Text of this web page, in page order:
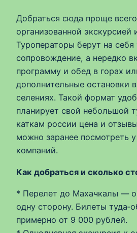
Добраться сюда проще
организованной экскурсией
Туроператоры берут на себя
сопровождение, а нередко
программу и обед в горах
дополнительные остановки
селениях. Такой формат
планирует свой небольшой
каткам россии цена и
можно заранее посмотреть
компаний.
Как добраться и сколько
* Перелет до Махачкалы —
одну сторону. Билеты
примерно от 9 000 рублей.